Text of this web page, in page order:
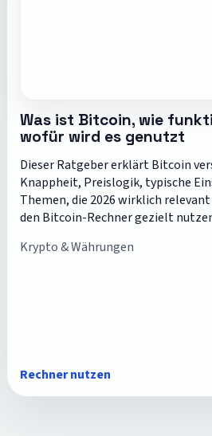
Was ist Bitcoin, wie
wofür wird es genutzt
Dieser Ratgeber erklärt Bitcoin
Knappheit, Preislogik, typische
Themen, die 2026 wirklich
den Bitcoin-Rechner gezielt
Krypto & Währungen
Rechner nutzen